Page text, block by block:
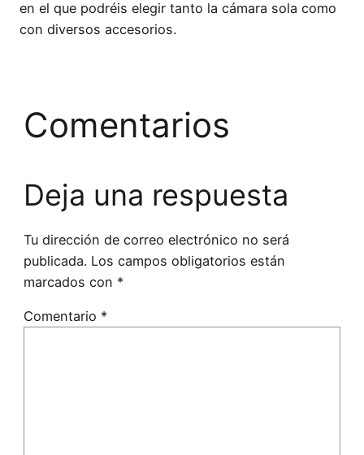
en el que podréis elegir tanto la cámara sola como
con diversos accesorios.
Comentarios
Deja una respuesta
Tu dirección de correo electrónico no será
publicada. Los campos obligatorios están
marcados con *
Comentario *